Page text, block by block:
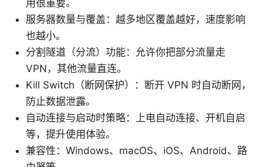
用很重要。
服务器数量与覆盖：越多地区覆盖越好，速度影响
也越小。
分割隧道（分流）功能：允许你把部分流量走
VPN，其他流量直连。
Kill Switch（断网保护）：断开 VPN 时自动断网，
防止数据泄露。
自动连接与启动时策略：上电自动连接、开机自启
等，提升使用体验。
兼容性：Windows、macOS、iOS、Android、路